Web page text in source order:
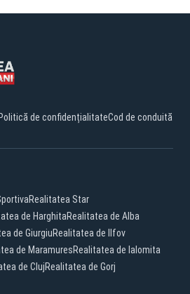
Politică de confidențialitateCod de conduită
Realitatea Star
de HarghitaRealitatea de Alba
de GiurgiuRealitatea de Ilfov
de MaramuresRealitatea de Ialomita
de ClujRealitatea de Gorj